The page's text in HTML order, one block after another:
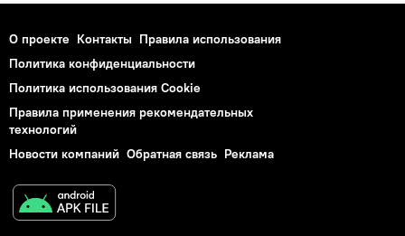
О проекте Контакты Правила использования
Политика конфиденциальности
Политика использования Cookie
Правила применения рекомендательных
технологий
Новости компаний Обратная связь Реклама